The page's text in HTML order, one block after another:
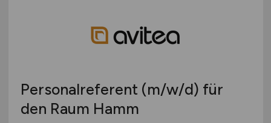
Personalreferent (m/w/d) für
den Raum Hamm